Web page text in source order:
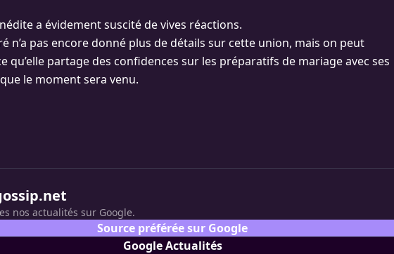
a évidement suscité de vives réactions.
n’a pas encore donné plus de détails sur cette union, mais on peut
qu’elle partage des confidences sur les préparatifs de mariage avec ses
le moment sera venu.
nos actualités sur Google.
Source préférée sur Google
Google Actualités